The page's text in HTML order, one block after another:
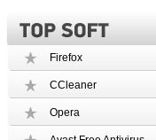
Firefox
CCleaner
Opera